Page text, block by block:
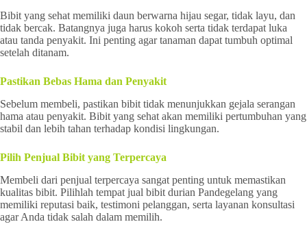
Bibit yang sehat memiliki daun berwarna hijau segar, tidak layu, dan
tidak bercak. Batangnya juga harus kokoh serta tidak terdapat luka
atau tanda penyakit. Ini penting agar tanaman dapat tumbuh optimal
setelah ditanam.
Pastikan Bebas Hama dan Penyakit
Sebelum membeli, pastikan bibit tidak menunjukkan gejala serangan
hama atau penyakit. Bibit yang sehat akan memiliki pertumbuhan yang
stabil dan lebih tahan terhadap kondisi lingkungan.
Pilih Penjual Bibit yang Terpercaya
Membeli dari penjual terpercaya sangat penting untuk memastikan
kualitas bibit. Pilihlah tempat jual bibit durian Pandegelang yang
memiliki reputasi baik, testimoni pelanggan, serta layanan konsultasi
agar Anda tidak salah dalam memilih.